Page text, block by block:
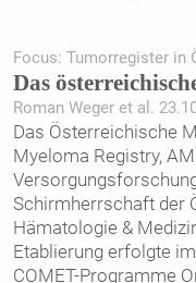
Focus: Tumorregister in
Das
Roman Weger et al.
Das Österreichische
Myeloma Registry,
Schirmherrschaft der
Hämatologie &
Etablierung erfolgte
COMET-Programme